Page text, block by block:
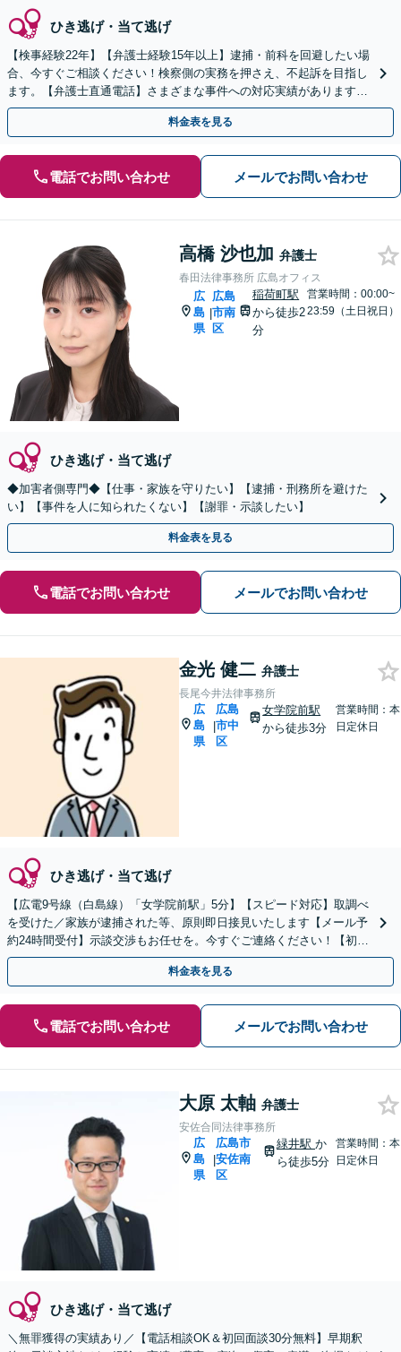
ひき逃げ・当て逃げ
【検事経験22年】【弁護士経験15年以上】逮捕・前科を回避したい場
合、今すぐご相談ください！検察側の実務を押さえ、不起訴を目指し
ます。【弁護士直通電話】さまざまな事件への対応実績があります。
【秘密厳守】【中電前電停から徒歩1分】
料金表を見る
電話でお問い合わせ メールでお問い合わせ
高橋 沙也加 弁護士
春田法律事務所 広島オフィス
広
島
県
|
広島
市南
区
稲荷町駅
から徒歩2
分
営業時間：00:00~
23:59（土日祝日）
ひき逃げ・当て逃げ
◆加害者側専門◆【仕事・家族を守りたい】【逮捕・刑務所を避けた
い】【事件を人に知られたくない】【謝罪・示談したい】
料金表を見る
電話でお問い合わせ メールでお問い合わせ
金光 健二 弁護士
長尾今井法律事務所
広
島
県
|
広島
市中
区
女学院前駅
から徒歩3分
営業時間：本
日定休日
ひき逃げ・当て逃げ
【広電9号線（白島線）「女学院前駅」5分】【スピード対応】取調べ
を受けた／家族が逮捕された等、原則即日接見いたします【メール予
約24時間受付】示談交渉もお任せを。今すぐご連絡ください！【初回
相談無料】【休日・夜間対応可】
料金表を見る
電話でお問い合わせ メールでお問い合わせ
大原 太軸 弁護士
安佐合同法律事務所
広
島
県
|
広島市
安佐南
区
緑井駅 か
ら徒歩5分
営業時間：本
日定休日
ひき逃げ・当て逃げ
＼無罪獲得の実績あり／【電話相談OK＆初回面談30分無料】早期釈